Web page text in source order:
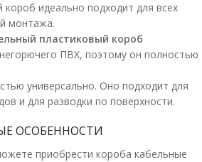
идеально подходит для всех
монтажа.
пластиковый короб
ПВХ, поэтому он полностью
универсально. Оно подходит для
и для разводки по поверхности.
ОСОБЕННОСТИ
приобрести короба кабельные